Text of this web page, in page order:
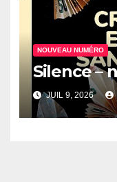
NOUVEAU NUMÉRO
Silence –
JUIL 9, 2026